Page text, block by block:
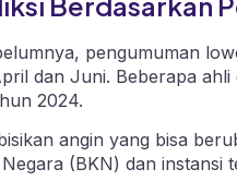
pengumuman
dan Juni. Beberapa
2024.
angin yang bisa
(BKN) dan instansi